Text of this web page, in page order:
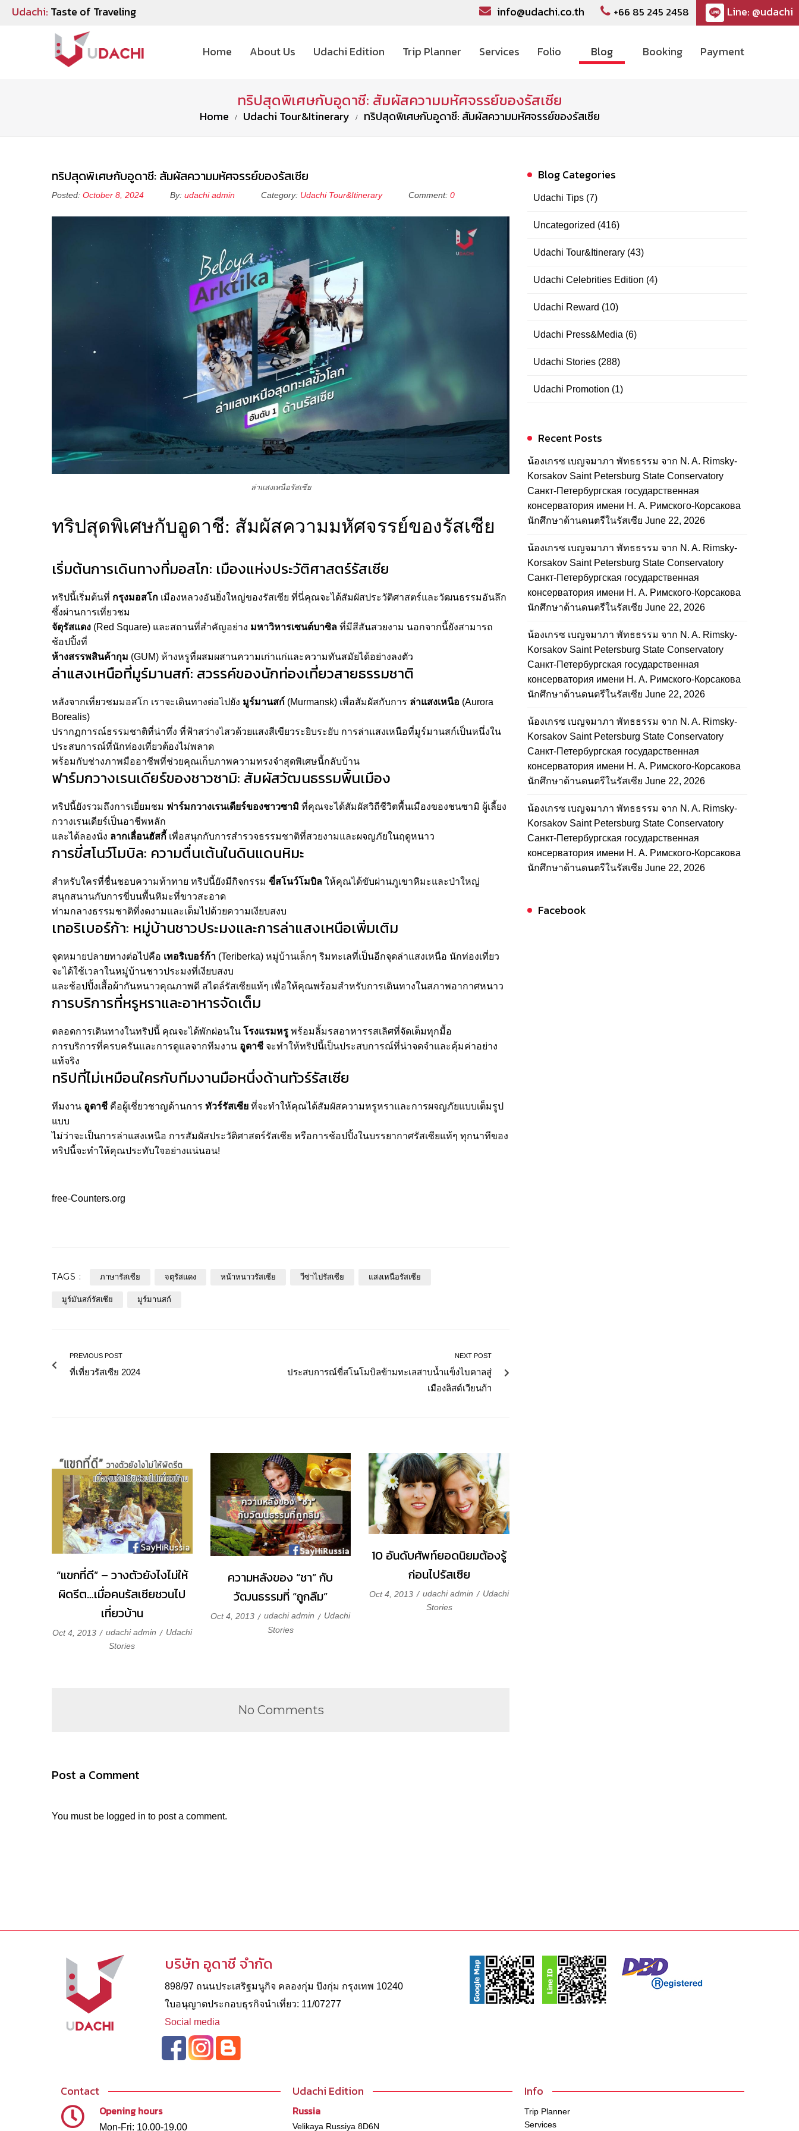
Udachi: Taste of Traveling info@udachi.co.th +66 85 245 2458 Line: @udachi
Home About Us Udachi Edition Trip Planner Services Folio Blog Booking Payment
ทริปสุดพิเศษกับอูดาชี: สัมผัสความมหัศจรรย์ของรัสเซีย
Home Udachi Tour&Itinerary ทริปสุดพิเศษกับอูดาชี: สัมผัสความมหัศจรรย์ของรัสเซีย
ทริปสุดพิเศษกับอูดาชี: สัมผัสความมหัศจรรย์ของรัสเซีย
Posted: October 8, 2024 By: udachi admin Category: Udachi Tour&Itinerary Comment: 0
ล่าแสงเหนือรัสเซีย
ทริปสุดพิเศษกับอูดาชี: สัมผัสความมหัศจรรย์ของรัสเซีย
เริ่มต้นการเดินทางที่มอสโก: เมืองแห่งประวัติศาสตร์รัสเซีย
ทริปนี้เริ่มต้นที่ กรุงมอสโก เมืองหลวงอันยิ่งใหญ่ของรัสเซีย ที่นี่คุณจะได้สัมผัสประวัติศาสตร์และวัฒนธรรมอันลึก
ซึ้งผ่านการเที่ยวชม
จัตุรัสแดง (Red Square) และสถานที่สำคัญอย่าง มหาวิหารเซนต์บาซิล ที่มีสีสันสวยงาม นอกจากนี้ยังสามารถ
ช้อปปิ้งที่
ห้างสรรพสินค้ากุม (GUM) ห้างหรูที่ผสมผสานความเก่าแก่และความทันสมัยได้อย่างลงตัว
ล่าแสงเหนือที่มูร์มานสก์: สวรรค์ของนักท่องเที่ยวสายธรรมชาติ
หลังจากเที่ยวชมมอสโก เราจะเดินทางต่อไปยัง มูร์มานสก์ (Murmansk) เพื่อสัมผัสกับการ ล่าแสงเหนือ (Aurora
Borealis)
ปรากฏการณ์ธรรมชาติที่น่าทึ่ง ที่ฟ้าสว่างไสวด้วยแสงสีเขียวระยิบระยับ การล่าแสงเหนือที่มูร์มานสก์เป็นหนึ่งใน
ประสบการณ์ที่นักท่องเที่ยวต้องไม่พลาด
พร้อมกับช่างภาพมืออาชีพที่ช่วยคุณเก็บภาพความทรงจำสุดพิเศษนี้กลับบ้าน
ฟาร์มกวางเรนเดียร์ของชาวซามิ: สัมผัสวัฒนธรรมพื้นเมือง
ทริปนี้ยังรวมถึงการเยี่ยมชม ฟาร์มกวางเรนเดียร์ของชาวซามิ ที่คุณจะได้สัมผัสวิถีชีวิตพื้นเมืองของชนซามิ ผู้เลี้ยง
กวางเรนเดียร์เป็นอาชีพหลัก
และได้ลองนั่ง ลากเลื่อนฮัสกี้ เพื่อสนุกกับการสำรวจธรรมชาติที่สวยงามและผจญภัยในฤดูหนาว
การขี่สโนว์โมบิล: ความตื่นเต้นในดินแดนหิมะ
สำหรับใครที่ชื่นชอบความท้าทาย ทริปนี้ยังมีกิจกรรม ขี่สโนว์โมบิล ให้คุณได้ขับผ่านภูเขาหิมะและป่าใหญ่
สนุกสนานกับการขี่บนพื้นหิมะที่ขาวสะอาด
ท่ามกลางธรรมชาติที่งดงามและเต็มไปด้วยความเงียบสงบ
เทอริเบอร์ก้า: หมู่บ้านชาวประมงและการล่าแสงเหนือเพิ่มเติม
จุดหมายปลายทางต่อไปคือ เทอริเบอร์ก้า (Teriberka) หมู่บ้านเล็กๆ ริมทะเลที่เป็นอีกจุดล่าแสงเหนือ นักท่องเที่ยว
จะได้ใช้เวลาในหมู่บ้านชาวประมงที่เงียบสงบ
และช้อปปิ้งเสื้อผ้ากันหนาวคุณภาพดี สไตล์รัสเซียแท้ๆ เพื่อให้คุณพร้อมสำหรับการเดินทางในสภาพอากาศหนาว
การบริการที่หรูหราและอาหารจัดเต็ม
ตลอดการเดินทางในทริปนี้ คุณจะได้พักผ่อนใน โรงแรมหรู พร้อมลิ้มรสอาหารรสเลิศที่จัดเต็มทุกมื้อ
การบริการที่ครบครันและการดูแลจากทีมงาน อูดาชี จะทำให้ทริปนี้เป็นประสบการณ์ที่น่าจดจำและคุ้มค่าอย่าง
แท้จริง
ทริปที่ไม่เหมือนใครกับทีมงานมือหนึ่งด้านทัวร์รัสเซีย
ทีมงาน อูดาชี คือผู้เชี่ยวชาญด้านการ ทัวร์รัสเซีย ที่จะทำให้คุณได้สัมผัสความหรูหราและการผจญภัยแบบเต็มรูป
แบบ
ไม่ว่าจะเป็นการล่าแสงเหนือ การสัมผัสประวัติศาสตร์รัสเซีย หรือการช้อปปิ้งในบรรยากาศรัสเซียแท้ๆ ทุกนาทีของ
ทริปนี้จะทำให้คุณประทับใจอย่างแน่นอน!
free-Counters.org
TAGS : ภาษารัสเซีย จตุรัสแดง หน้าหนาวรัสเซีย วีซ่าไปรัสเซีย แสงเหนือรัสเซีย
มูร์มันสก์รัสเซีย มูร์มานสก์
PREVIOUS POST
ที่เที่ยวรัสเซีย 2024
NEXT POST
ประสบการณ์ขี่สโนโมบิลข้ามทะเลสาบน้ำแข็งไบคาลสู่
เมืองลิสต์เวียนก้า
“แขกที่ดี” – วางตัวยังไงไม่ให้
ผิดรีต…เมื่อคนรัสเซียชวนไป
เที่ยวบ้าน
Oct 4, 2013 udachi admin
Udachi
Stories
ความหลังของ “ชา” กับ
วัฒนธรรมที่ “ถูกลืม”
Oct 4, 2013 udachi admin
Udachi
Stories
10 อันดับศัพท์ยอดนิยมต้องรู้
ก่อนไปรัสเซีย
Oct 4, 2013 udachi admin
Udachi
Stories
No Comments
Post a Comment
You must be logged in to post a comment.
Blog Categories
Udachi Tips (7)
Uncategorized (416)
Udachi Tour&Itinerary (43)
Udachi Celebrities Edition (4)
Udachi Reward (10)
Udachi Press&Media (6)
Udachi Stories (288)
Udachi Promotion (1)
Recent Posts
น้องเกรซ เบญจมาภา พัทธธรรม จาก N. A. Rimsky-
Korsakov Saint Petersburg State Conservatory
Санкт-Петербургская государственная
консерватория имени Н. А. Римского-Корсакова
นักศึกษาด้านดนตรีในรัสเซีย June 22, 2026
น้องเกรซ เบญจมาภา พัทธธรรม จาก N. A. Rimsky-
Korsakov Saint Petersburg State Conservatory
Санкт-Петербургская государственная
консерватория имени Н. А. Римского-Корсакова
นักศึกษาด้านดนตรีในรัสเซีย June 22, 2026
น้องเกรซ เบญจมาภา พัทธธรรม จาก N. A. Rimsky-
Korsakov Saint Petersburg State Conservatory
Санкт-Петербургская государственная
консерватория имени Н. А. Римского-Корсакова
นักศึกษาด้านดนตรีในรัสเซีย June 22, 2026
น้องเกรซ เบญจมาภา พัทธธรรม จาก N. A. Rimsky-
Korsakov Saint Petersburg State Conservatory
Санкт-Петербургская государственная
консерватория имени Н. А. Римского-Корсакова
นักศึกษาด้านดนตรีในรัสเซีย June 22, 2026
น้องเกรซ เบญจมาภา พัทธธรรม จาก N. A. Rimsky-
Korsakov Saint Petersburg State Conservatory
Санкт-Петербургская государственная
консерватория имени Н. А. Римского-Корсакова
นักศึกษาด้านดนตรีในรัสเซีย June 22, 2026
Facebook
บริษัท อูดาชี จำกัด
898/97 ถนนประเสริฐมนูกิจ คลองกุ่ม บึงกุ่ม กรุงเทพ 10240
ใบอนุญาตประกอบธุรกิจนําเที่ยว: 11/07277
Social media
Contact
Opening hours
Mon-Fri: 10.00-19.00
Udachi Edition
Russia
Velikaya Russiya 8D6N
Info
Trip Planner
Services